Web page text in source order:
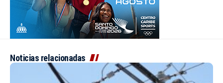
Noticias relacionadas